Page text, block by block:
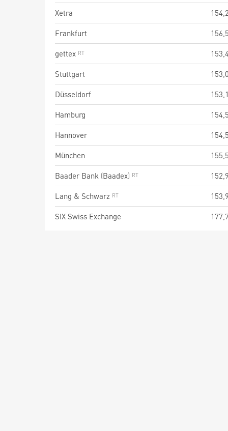
Xetra
Frankfurt
gettex
Stuttgart
Düsseldorf
Hamburg
Hannover
München
Baader Bank (Baadex)
Lang & Schwarz
SIX Swiss Exchange